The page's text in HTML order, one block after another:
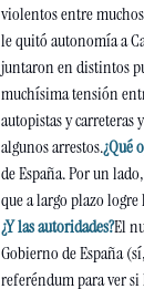
violentos entre
le quitó autonomía a
juntaron en distintos
muchísima tensión
autopistas y
algunos arrestos.¿Qué
de España. Por un
que a largo plazo
¿Y las autoridades?El
Gobierno de España
referéndum para ver